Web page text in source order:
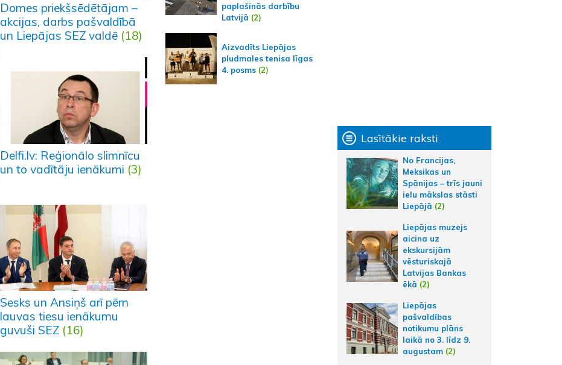
Domes priekšsēdētājam –
akcijas, darbs pašvaldībā
un Liepājas SEZ valdē (18)
Delfi.lv: Reģionālo slimnīcu
un to vadītāju ienākumi (3)
Sesks un Ansiņš arī pērn
lauvas tiesu ienākumu
guvuši SEZ (16)
paplašinās darbību
Latvijā (2)
Aizvadīts Liepājas
pludmales tenisa līgas
4. posms (2)
Lasītākie raksti
No Francijas,
Meksikas un
Spānijas – trīs jauni
ielu mākslas stāsti
Liepājā (2)
Liepājas muzejs
aicina uz
ekskursijām
vēsturiskajā
Latvijas Bankas
ēkā (2)
Liepājas
pašvaldības
notikumu plāns
laikā no 3. līdz 9.
augustam (2)